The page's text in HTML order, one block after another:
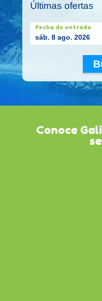
Últimas ofertas
Fecha de entrada
sáb. 8 ago. 2026
Conoce